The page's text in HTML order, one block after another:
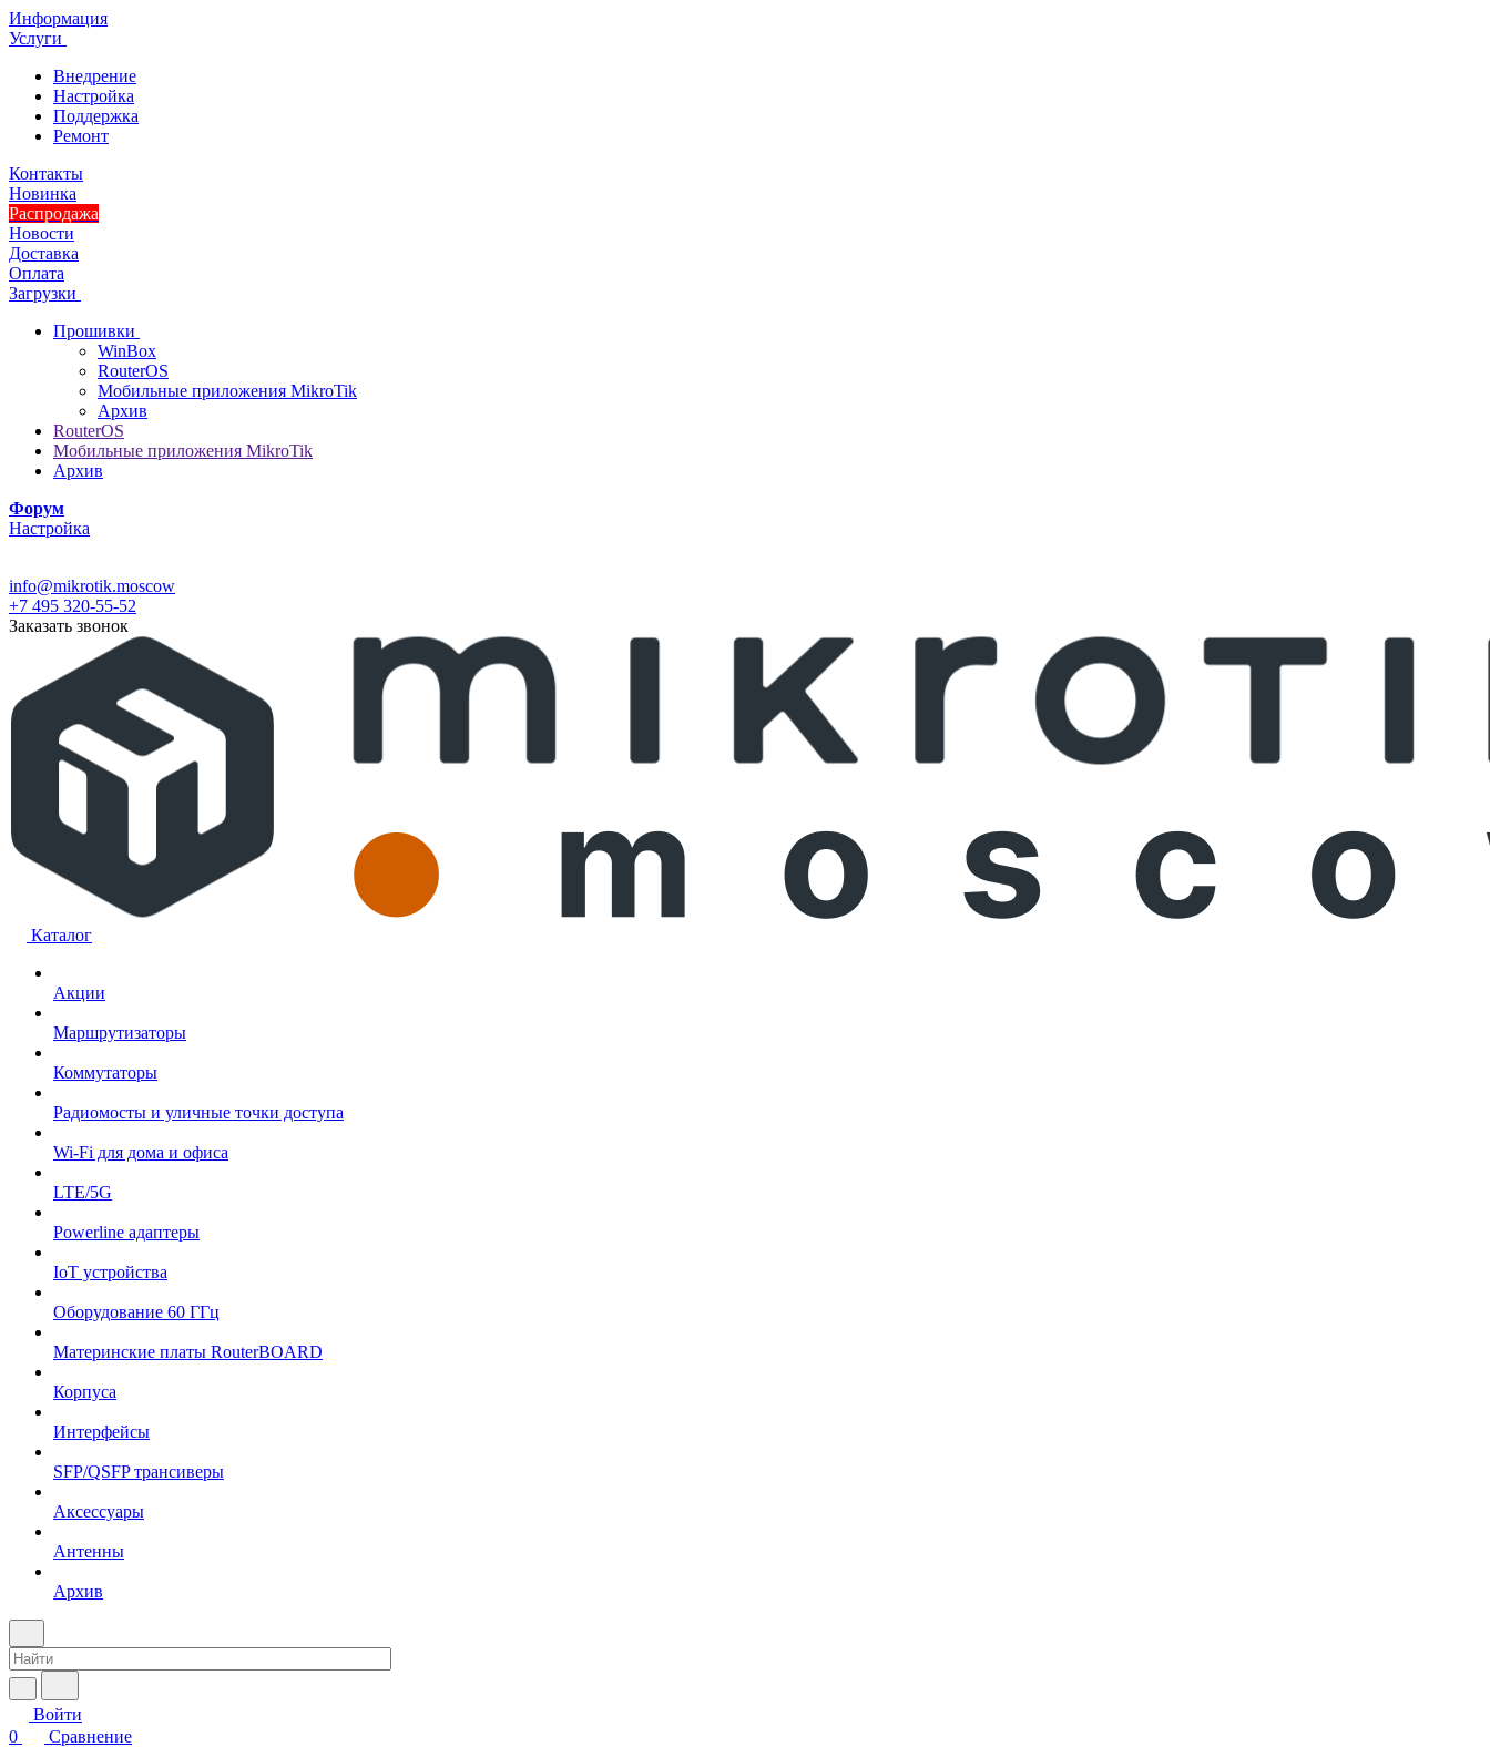
Информация
Услуги
Внедрение
Настройка
Поддержка
Ремонт
Контакты
Новинка
Распродажа
Новости
Доставка
Оплата
Загрузки
Прошивки
WinBox
RouterOS
Мобильные приложения MikroTik
Архив
RouterOS
Мобильные приложения MikroTik
Архив
Форум
Настройка
info@mikrotik.moscow
+7 495 320-55-52
Заказать звонок
Каталог
Акции
Маршрутизаторы
Коммутаторы
Радиомосты и уличные точки доступа
Wi-Fi для дома и офиса
LTE/5G
Powerline адаптеры
IoT устройства
Оборудование 60 ГГц
Материнские платы RouterBOARD
Корпуса
Интерфейсы
SFP/QSFP трансиверы
Аксессуары
Антенны
Архив
Войти
0
Сравнение